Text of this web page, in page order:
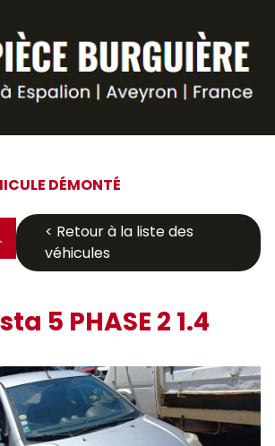
DÉMONTÉ
< Retour à la liste des
véhicules
5 PHASE 2 1.4